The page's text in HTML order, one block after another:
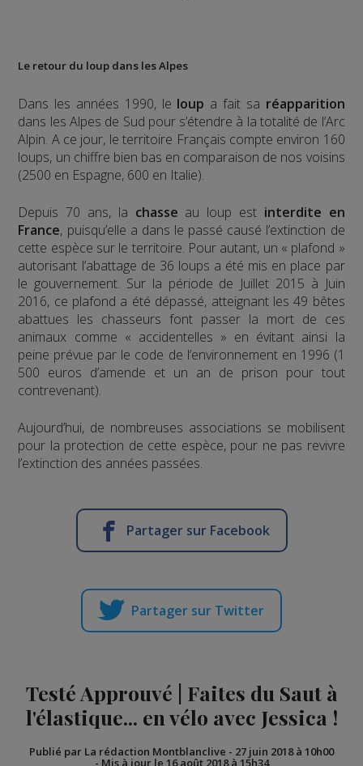
Le retour du loup dans les Alpes
Dans les années 1990, le loup a fait sa réapparition
dans les Alpes de Sud pour s’étendre à la totalité de l’Arc
Alpin. A ce jour, le territoire Français compte environ 160
loups, un chiffre bien bas en comparaison de nos voisins
(2500 en Espagne, 600 en Italie).
Depuis 70 ans, la chasse au loup est interdite en
France, puisqu’elle a dans le passé causé l’extinction de
cette espèce sur le territoire. Pour autant, un « plafond »
autorisant l’abattage de 36 loups a été mis en place par
le gouvernement. Sur la période de Juillet 2015 à Juin
2016, ce plafond a été dépassé, atteignant les 49 bêtes
abattues les chasseurs font passer la mort de ces
animaux comme « accidentelles » en évitant ainsi la
peine prévue par le code de l’environnement en 1996 (1
500 euros d’amende et un an de prison pour tout
contrevenant).
Aujourd’hui, de nombreuses associations se mobilisent
pour la protection de cette espèce, pour ne pas revivre
l’extinction des années passées.
Partager sur Facebook
Partager sur Twitter
Testé Approuvé | Faites du Saut à
l'élastique... en vélo avec Jessica !
Publié par La rédaction Montblanclive - 27 juin 2018 à 10h00
- Mis à jour le 16 août 2018 à 15h34